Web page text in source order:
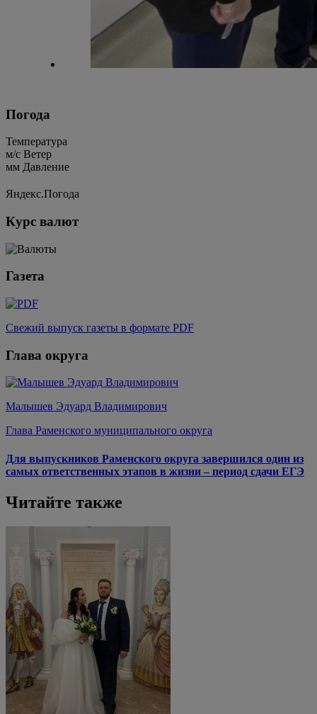
Погода
Температура
м/c Ветер
мм Давление
Яндекс.Погода
Курс валют
Газета
Свежий выпуск газеты в формате PDF
Глава округа
Малышев Эдуард Владимирович
Глава Раменского муниципального округа
Для выпускников Раменского округа завершился один из
самых ответственных этапов в жизни – период сдачи ЕГЭ
Читайте также